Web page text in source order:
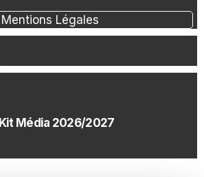
Mentions Légales
Kit Média 2026/2027